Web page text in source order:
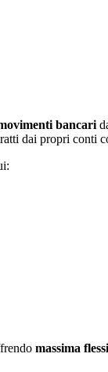
bancari
dai propri conti
massima